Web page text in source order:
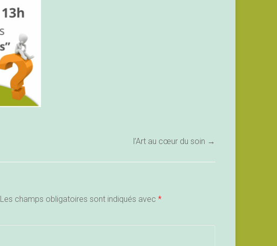
l’Art au cœur du soin →
Les champs obligatoires sont indiqués avec *